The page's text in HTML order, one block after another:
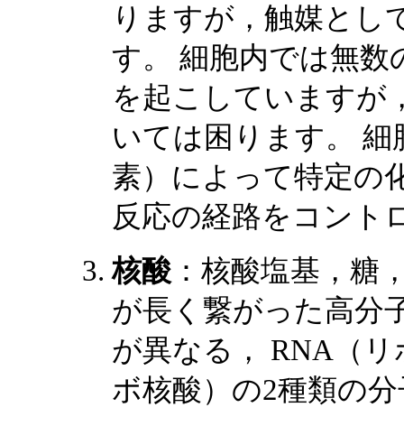
りますが，触媒とし
す。 細胞内では無数
を起こしていますが
いては困ります。
素）によって特定の
反応の経路をコント
核酸：核酸塩基，糖
が長く繋がった高分
が異なる， RNA（
ボ核酸）の2種類の